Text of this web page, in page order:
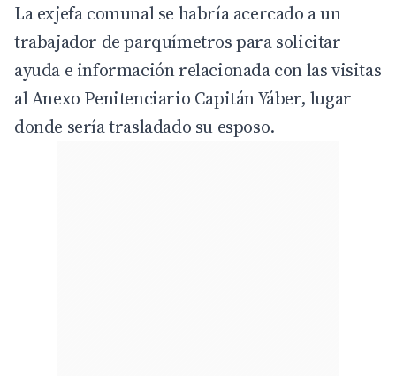
La exjefa comunal se habría acercado a un
trabajador de parquímetros para solicitar
ayuda e información relacionada con las visitas
al Anexo Penitenciario Capitán Yáber, lugar
donde sería trasladado su esposo.